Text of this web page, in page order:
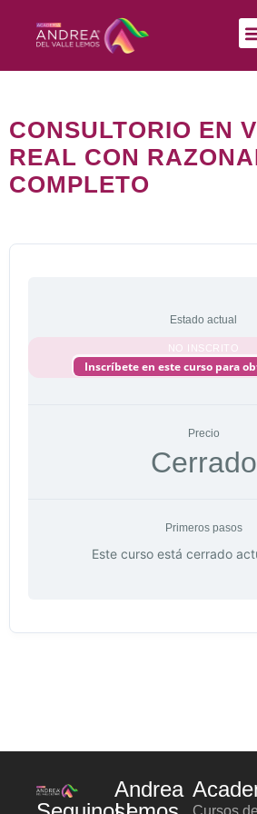
CONSULTORIO EN
REAL CON
COMPLETO
Estado actual
NO INSCRITO
Inscríbete en este curso para
Precio
Cerrado
Primeros pasos
Este curso está cerrado
Andrea
Cursos de